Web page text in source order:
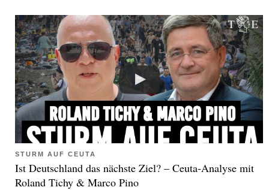
STURM AUF CEUTA
Ist Deutschland das nächste Ziel? – Ceuta-Analyse mit
Roland Tichy & Marco Pino